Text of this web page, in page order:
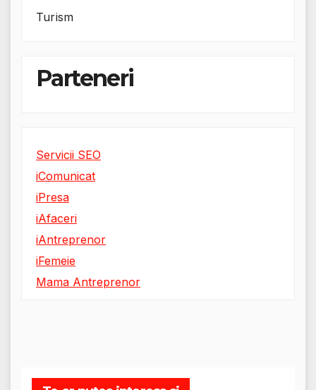
Turism
Parteneri
Servicii SEO
iComunicat
iPresa
iAfaceri
iAntreprenor
iFemeie
Mama Antreprenor